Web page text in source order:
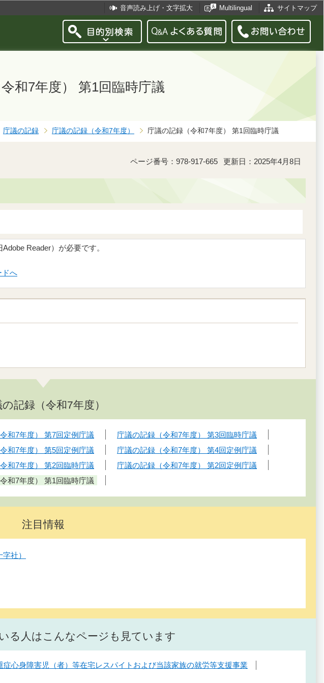
音声読み上げ・文字拡大 Multilingual サイトマップ
和7年度） 第1回臨時庁議
庁議の記録 庁議の記録（令和7年度） 庁議の記録（令和7年度） 第1回臨時庁議
ページ番号：978-917-665 更新日：2025年4月8日
Reader）が必要です。
ドへ
記録（令和7年度）
和7年度） 第7回定例庁議
庁議の記録（令和7年度） 第3回臨時庁議
和7年度） 第5回定例庁議
庁議の記録（令和7年度） 第4回定例庁議
和7年度） 第2回臨時庁議
庁議の記録（令和7年度） 第2回定例庁議
和7年度） 第1回臨時庁議
注目情報
社）
る人はこんなページも見ています
症心身障害児（者）等在宅レスパイトおよび当該家族の就労等支援事業